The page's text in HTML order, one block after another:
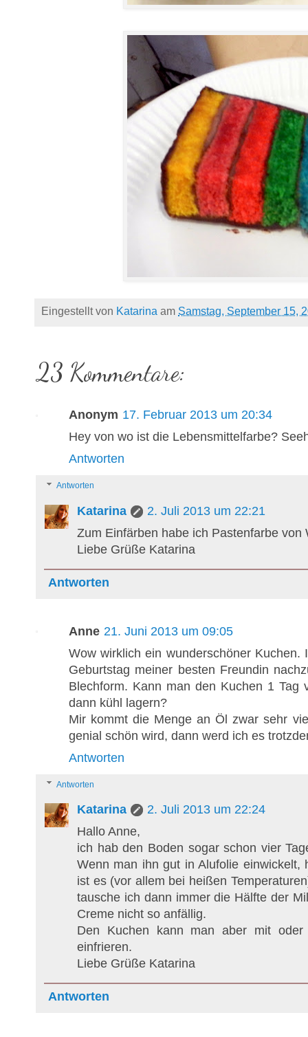
Eingestellt von Katarina am Samstag, September 15,
23 Kommentare:
Anonym 17. Februar 2013 um 20:34
Hey von wo ist die Lebensmittelfarbe?
Antworten
Antworten
Katarina
2. Juli 2013 um 22:21
Zum Einfärben habe ich Pastenfarbe von
Liebe Grüße Katarina
Antworten
Anne 21. Juni 2013 um 09:05
Wow wirklich ein wunderschöner
Geburtstag meiner besten Freundin
Blechform. Kann man den Kuchen 1 Tag
dann kühl lagern?
Mir kommt die Menge an Öl zwar sehr
genial schön wird, dann werd ich es
Antworten
Antworten
Katarina
2. Juli 2013 um 22:24
Hallo Anne,
ich hab den Boden sogar schon vier
Wenn man ihn gut in Alufolie
ist es (vor allem bei heißen
tausche ich dann immer die Hälfte der
Creme nicht so anfällig.
Den Kuchen kann man aber mit oder
einfrieren.
Liebe Grüße Katarina
Antworten